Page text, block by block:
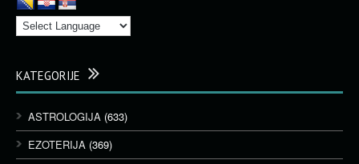
KATEGORIJE
ASTROLOGIJA (633)
EZOTERIJA (369)